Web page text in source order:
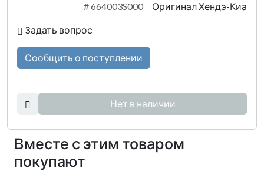
#664003S000 Оригинал Хендэ-Киа
Задать вопрос
Сообщить о поступлении
Нет в наличии
Вместе с этим товаром
покупают